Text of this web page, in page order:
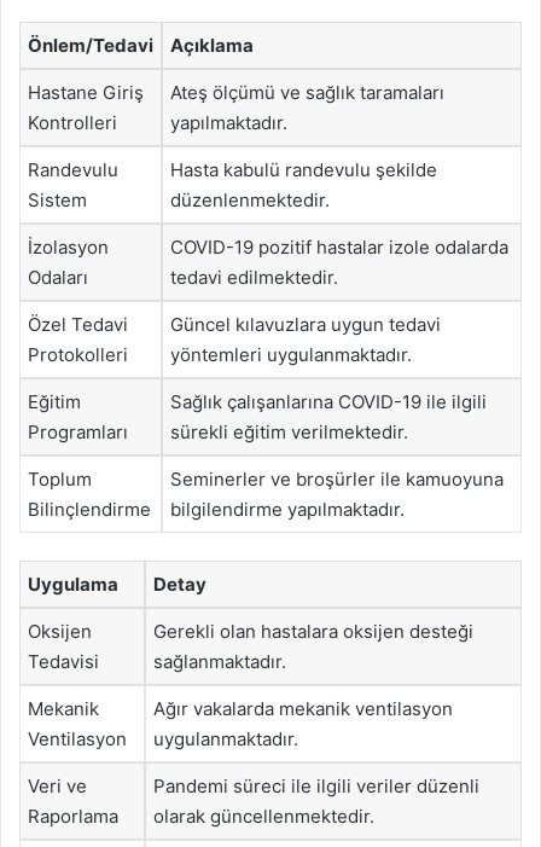
Önlem/Tedavi Açıklama
Hastane Giriş
Kontrolleri
Ateş ölçümü ve sağlık taramaları
yapılmaktadır.
Randevulu
Sistem
Hasta kabulü randevulu şekilde
düzenlenmektedir.
İzolasyon
Odaları
COVID-19 pozitif hastalar izole odalarda
tedavi edilmektedir.
Özel Tedavi
Protokolleri
Güncel kılavuzlara uygun tedavi
yöntemleri uygulanmaktadır.
Eğitim
Programları
Sağlık çalışanlarına COVID-19 ile ilgili
sürekli eğitim verilmektedir.
Toplum
Bilinçlendirme
Seminerler ve broşürler ile kamuoyuna
bilgilendirme yapılmaktadır.
Uygulama Detay
Oksijen
Tedavisi
Gerekli olan hastalara oksijen desteği
sağlanmaktadır.
Mekanik
Ventilasyon
Ağır vakalarda mekanik ventilasyon
uygulanmaktadır.
Veri ve
Raporlama
Pandemi süreci ile ilgili veriler düzenli
olarak güncellenmektedir.